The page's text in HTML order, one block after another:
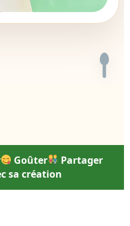
Goûter
Partager
sa création